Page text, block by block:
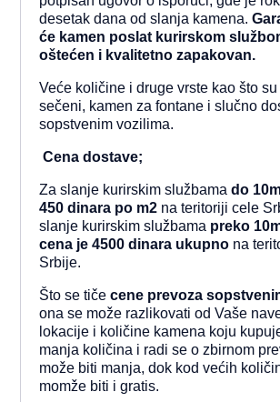
desetak dana od slanja kamena.
će kamen poslat kurirskom
oštećen i kvalitetno zapakovan.
Veće količine i druge vrste kao što
sečeni, kamen za fontane i slučno
sopstvenim vozilima.
Cena dostave;
Za slanje kurirskim službama do
450 dinara po m2 na teritoriji cele
slanje kurirskim službama preko
cena je 4500 dinara ukupno na
Srbije.
Što se tiče cene prevoza
ona se može razlikovati od Vaše
lokacije i količine kamena koju
manja količina i radi se o zbirnom
može biti manja, dok kod većih
momže biti i gratis.